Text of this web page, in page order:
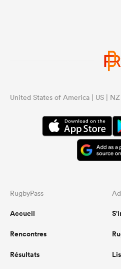
United States of America | US | NZ
RugbyPass
Accueil
Rencontres
Résultats